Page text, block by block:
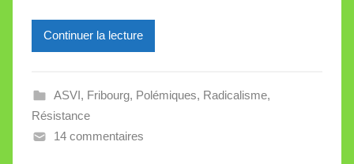
l
e
Continuer la lecture
ASVI, Fribourg, Polémiques, Radicalisme,
Résistance
14 commentaires